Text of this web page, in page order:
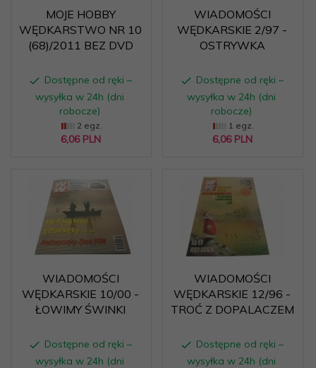
MOJE HOBBY
WĘDKARSTWO NR 10
(68)/2011 BEZ DVD
Dostępne od ręki –
wysyłka w 24h (dni
robocze)
2 egz.
6,06 PLN
WIADOMOŚCI
WĘDKARSKIE 2/97 -
OSTRYWKA
Dostępne od ręki –
wysyłka w 24h (dni
robocze)
1 egz.
6,06 PLN
WIADOMOŚCI
WĘDKARSKIE 10/00 -
ŁOWIMY ŚWINKI
Dostępne od ręki –
wysyłka w 24h (dni
WIADOMOŚCI
WĘDKARSKIE 12/96 -
TROĆ Z DOPALACZEM
Dostępne od ręki –
wysyłka w 24h (dni